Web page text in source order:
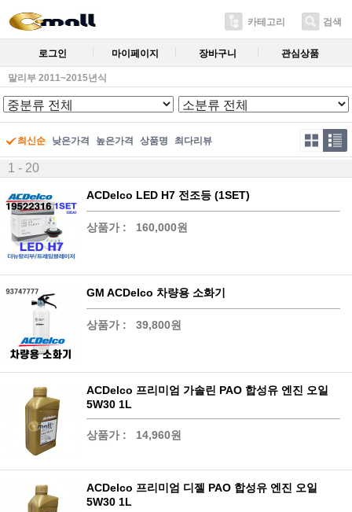
카테고리 검색
로그인 마이페이지 장바구니 관심상품
말리부 2011~2015년식
최신순 낮은가격 높은가격 상품명 최다리뷰
1 - 20
ACDelco LED H7 전조등 (1SET)
상품가 : 160,000원
GM ACDelco 차량용 소화기
상품가 : 39,800원
ACDelco 프리미엄 가솔린 PAO 합성유 엔진 오일
5W30 1L
상품가 : 14,960원
ACDelco 프리미엄 디젤 PAO 합성유 엔진 오일
5W30 1L